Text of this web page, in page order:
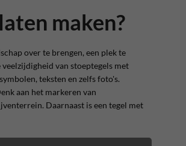
maken?
over te brengen, een plek te
veelzijdigheid vanstoeptegels met
teksten en zelfs foto's.
aan het markeren van
Daarnaast is een tegel met